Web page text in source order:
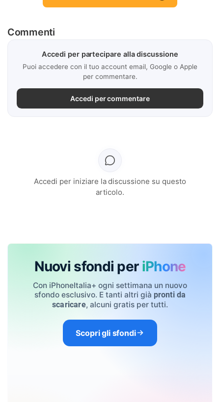
Commenti
Accedi per partecipare alla discussione
Puoi accedere con il tuo account email, Google o Apple
per commentare.
Accedi per commentare
Accedi per iniziare la discussione su questo
articolo.
Nuovi sfondi per iPhone
Con iPhoneItalia+ ogni settimana un nuovo
sfondo esclusivo. E tanti altri già pronti da
scaricare, alcuni gratis per tutti.
Scopri gli sfondi